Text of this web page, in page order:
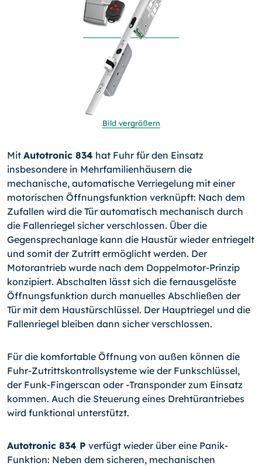
Bild vergrößern
Mit Autotronic 834 hat Fuhr für den Einsatz
insbesondere in Mehrfamilienhäusern die
mechanische, automatische Verriegelung mit einer
motorischen Öffnungsfunktion verknüpft: Nach dem
Zufallen wird die Tür automatisch mechanisch durch
die Fallenriegel sicher verschlossen. Über die
Gegensprechanlage kann die Haustür wieder entriegelt
und somit der Zutritt ermöglicht werden. Der
Motorantrieb wurde nach dem Doppelmotor-Prinzip
konzipiert. Abschalten lässt sich die fernausgelöste
Öffnungsfunktion durch manuelles Abschließen der
Tür mit dem Haustürschlüssel. Der Hauptriegel und die
Fallenriegel bleiben dann sicher verschlossen.
Für die komfortable Öffnung von außen können die
Fuhr-Zutrittskontrollsysteme wie der Funkschlüssel,
der Funk-Fingerscan oder -Transponder zum Einsatz
kommen. Auch die Steuerung eines Drehtürantriebes
wird funktional unterstützt.
Autotronic 834 P verfügt wieder über eine Panik-
Funktion: Neben dem sicheren, mechanischen